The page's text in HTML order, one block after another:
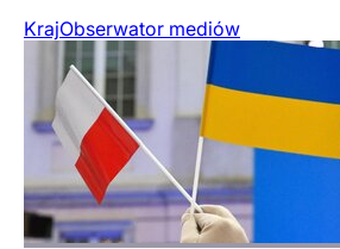
KrajObserwator mediów